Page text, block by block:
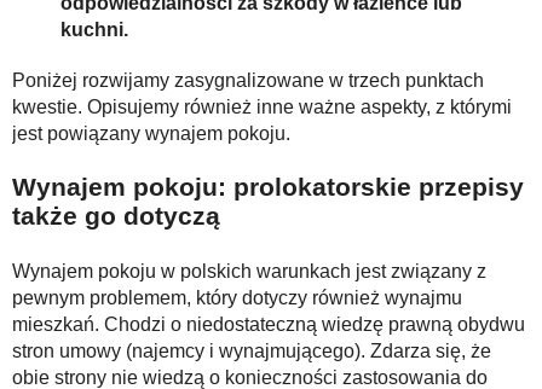
kuchni.
Poniżej rozwijamy zasygnalizowane w trzech punktach
kwestie. Opisujemy również inne ważne aspekty, z którymi
jest powiązany wynajem pokoju.
Wynajem pokoju: prolokatorskie przepisy
także go dotyczą
Wynajem pokoju w polskich warunkach jest związany z
pewnym problemem, który dotyczy również wynajmu
mieszkań. Chodzi o niedostateczną wiedzę prawną obydwu
stron umowy (najemcy i wynajmującego). Zdarza się, że
obie strony nie wiedzą o konieczności zastosowania do